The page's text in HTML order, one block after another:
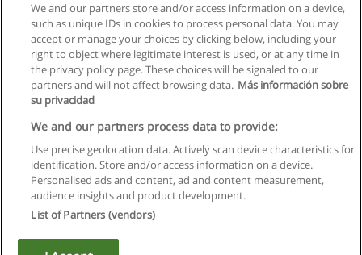
Następne
Strona1z2
Regulamin
Polityka ochrony danych osobowych
Kontakt z Educaedu
Copyright © Educaedu Business S.L. - CIF : B-95610580: -
We and our partners store and/or access information on a device,
such as unique IDs in cookies to process personal data. You may
accept or manage your choices by clicking below, including your
right to object where legitimate interest is used, or at any time in
the privacy policy page. These choices will be signaled to our
partners and will not affect browsing data. Más información sobre
su privacidad
We and our partners process data to provide:
Use precise geolocation data. Actively scan device characteristics for
identification. Store and/or access information on a device.
Personalised ads and content, ad and content measurement,
audience insights and product development.
List of Partners (vendors)